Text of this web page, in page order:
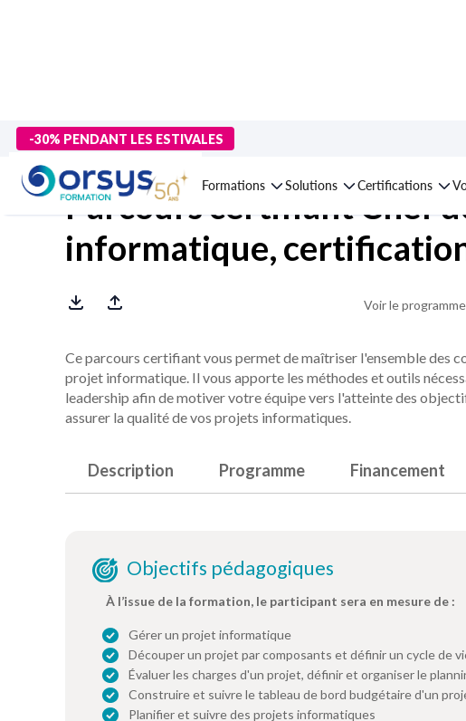
-30% PENDANT LES ESTIVALES
Formations Solutions Certifications
> Formations>Technologies numériques Les
Parcours certifiant Chef
informatique,
Voir le
Ce parcours certifiant vous permet de maîtriser l'ensemble des
projet informatique. Il vous apporte les méthodes et outils
leadership afin de motiver votre équipe vers l'atteinte des
assurer la qualité de vos projets informatiques.
Description Programme Financement
Objectifs pédagogiques
À l’issue de la formation, le participant sera en mesure de :
Gérer un projet informatique
Découper un projet par composants et définir un cycle de
Évaluer les charges d'un projet, définir et organiser le
Construire et suivre le tableau de bord budgétaire d'un
Planifier et suivre des projets informatiques